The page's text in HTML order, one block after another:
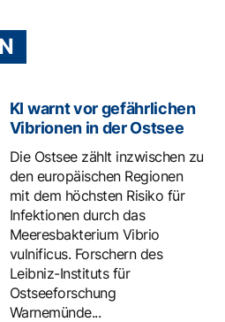
KI warnt vor gefährlichen
Vibrionen in der Ostsee
Die Ostsee zählt inzwischen zu
den europäischen Regionen
mit dem höchsten Risiko für
Infektionen durch das
Meeresbakterium Vibrio
vulnificus. Forschern des
Leibniz-Instituts für
Ostseeforschung
Warnemünde...